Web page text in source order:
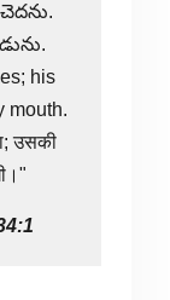
his
mouth.
उसकी